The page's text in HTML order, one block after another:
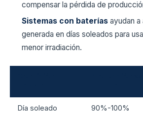
compensar la pérdida de
Sistemas con baterías ayudan a
generada en días soleados para
menor irradiación.
Día soleado 90%-100%